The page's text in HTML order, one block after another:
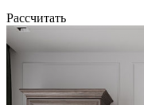
Рассчитать